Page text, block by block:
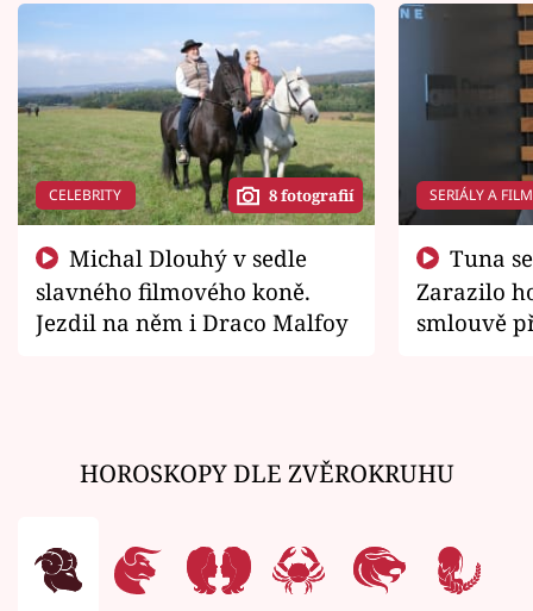
CELEBRITY 8 fotografií
slavného filmového koně.
Jezdil na něm i Draco Malfoy
SERIÁLY A
Zarazilo
smlouvě
HOROSKOPY DLE ZVĚROKRUHU